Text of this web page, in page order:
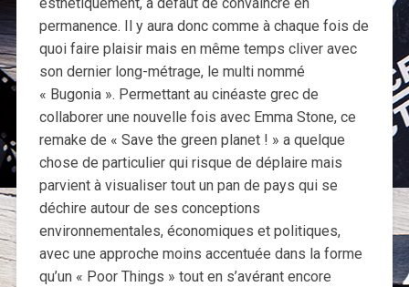
esthétiquement, à défaut de convaincre en
permanence. Il y aura donc comme à chaque fois de
quoi faire plaisir mais en même temps cliver avec
son dernier long-métrage, le multi nommé
« Bugonia ». Permettant au cinéaste grec de
collaborer une nouvelle fois avec Emma Stone, ce
remake de « Save the green planet ! » a quelque
chose de particulier qui risque de déplaire mais
parvient à visualiser tout un pan de pays qui se
déchire autour de ses conceptions
environnementales, économiques et politiques,
avec une approche moins accentuée dans la forme
qu’un « Poor Things » tout en s’avérant encore